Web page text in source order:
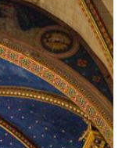
de
città di
e decorazioni